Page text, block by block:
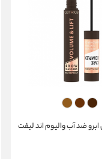
ضد آب والیوم اند لیفت